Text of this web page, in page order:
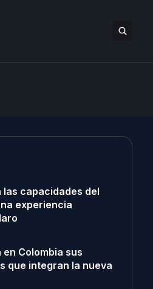
las capacidades del
experiencia
Colombia sus
que integran la nueva